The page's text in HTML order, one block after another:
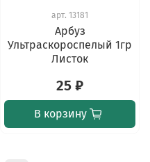
арт. 13181
Арбуз
Ультраскороспелый 1гр
Листок
25 ₽
В корзину